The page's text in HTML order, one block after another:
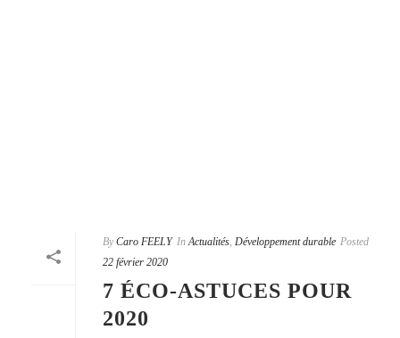
By Caro FEELY In Actualités, Développement durable Posted
22 février 2020
7 ÉCO-ASTUCES POUR
2020